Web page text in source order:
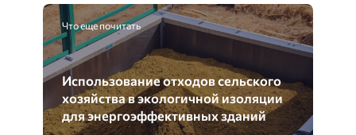
Что еще почитать
Использование отходов сельского
хозяйства в экологичной изоляции
для энергоэффективных зданий